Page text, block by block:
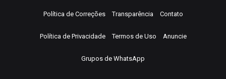
Política de Correções Transparência Contato
Política de Privacidade Termos de Uso Anuncie
Grupos de WhatsApp